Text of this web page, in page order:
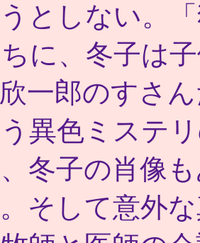
としない。
に、冬子は
一郎のすさ
異色ミステ
冬子の肖像
そして意外